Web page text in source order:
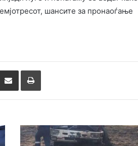
шансите за пронаоѓање
Сподели преку Е-маил Испринтај